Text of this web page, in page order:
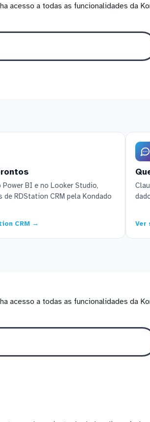
acesso a todas as funcionalidades da
BI e no Looker Studio,
RDStation CRM pela Kondado
CRM → Ver
acesso a todas as funcionalidades da